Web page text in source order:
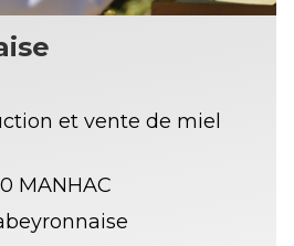
et vente de miel
MANHAC